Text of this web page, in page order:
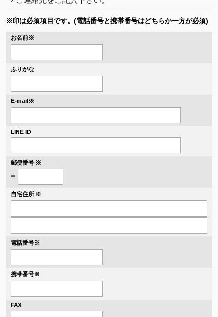
※印は必須項目です。 (電話番号と携帯番号はどちらか一方が必須)
お名前※
ふりがな
E-mail ※
LINE ID
郵便番号 ※
〒
自宅住所 ※
電話番号※
携帯番号※
FAX